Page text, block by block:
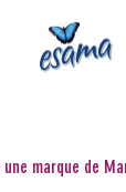
marque de